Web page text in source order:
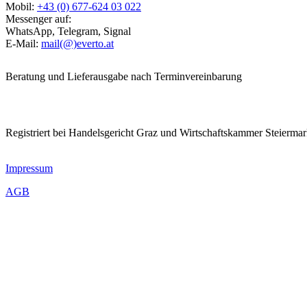
Mobil: +43 (0) 677-624 03 022
Messenger auf:
WhatsApp, Telegram, Signal
E-Mail: mail(@)everto.at
Beratung und Lieferausgabe nach Terminvereinbarung
Registriert bei Handelsgericht Graz und Wirtschaftskammer
Impressum
AGB